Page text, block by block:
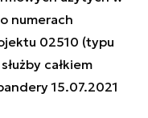
numerach
02510 (typu
całkiem
15.07.2021